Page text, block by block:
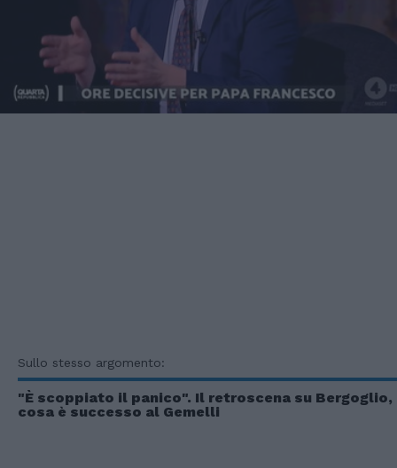
Sullo stesso argomento:
"È scoppiato il panico". Il retroscena su Bergoglio,
cosa è successo al Gemelli